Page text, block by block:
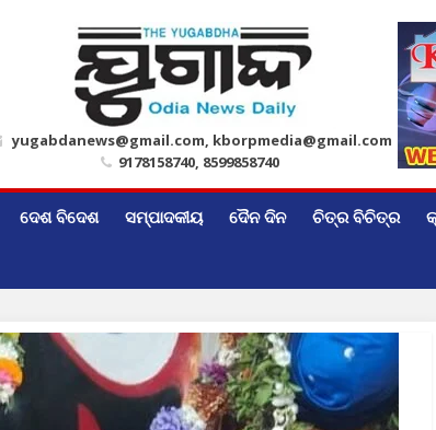
yugabdanews@gmail.com, kborpmedia@gmail.com
9178158740, 8599858740
ଦେଶ ବିଦେଶ ସମ୍ପାଦକୀୟ ଦୈନ ଦିନ ଚିତ୍ର ବିଚିତ୍ର